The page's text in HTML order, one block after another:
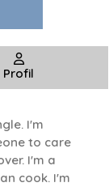
Profil
I'm
to care
I'm a
cook. I'm